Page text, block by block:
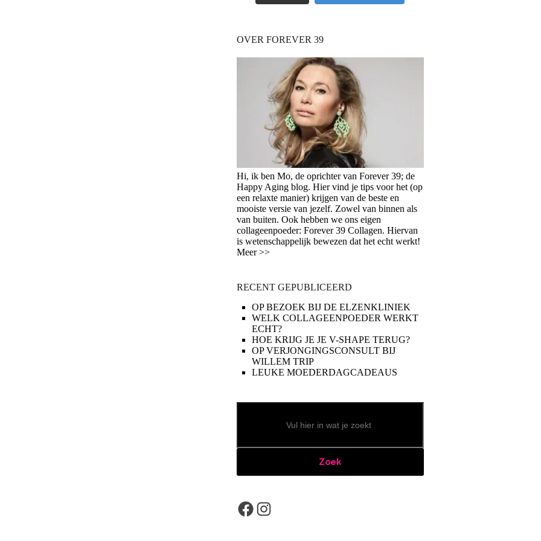
OVER FOREVER 39
Hi, ik ben Mo, de oprichter van Forever 39; de
Happy Aging blog. Hier vind je tips voor het (op
een relaxte manier) krijgen van de beste en
mooiste versie van jezelf. Zowel van binnen als
van buiten. Ook hebben we ons eigen
collageenpoeder: Forever 39 Collagen. Hiervan
is wetenschappelijk bewezen dat het echt werkt!
Meer >>
RECENT GEPUBLICEERD
OP BEZOEK BIJ DE ELZENKLINIEK
WELK COLLAGEENPOEDER WERKT
ECHT?
HOE KRIJG JE JE V-SHAPE TERUG?
OP VERJONGINGSCONSULT BIJ
WILLEM TRIP
LEUKE MOEDERDAGCADEAUS
Zoeken
Zoek
Facebook
Instagram